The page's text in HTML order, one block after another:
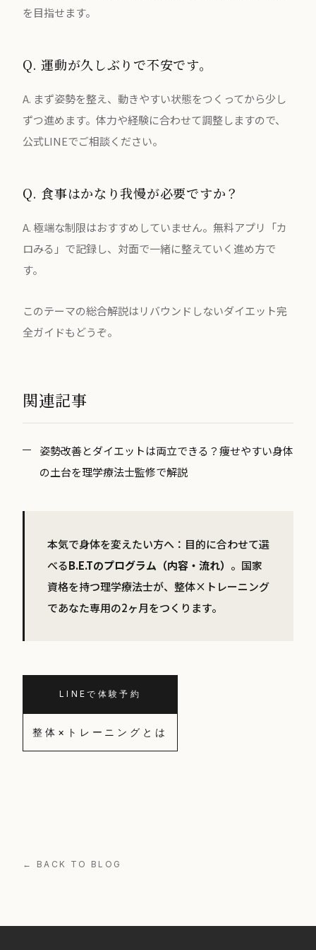
を目指せます。
Q. 運動が久しぶりで不安です。
A. まず姿勢を整え、動きやすい状態をつくってから少し
ずつ進めます。体力や経験に合わせて調整しますので、
公式LINEでご相談ください。
Q. 食事はかなり我慢が必要ですか？
A. 極端な制限はおすすめしていません。無料アプリ「カ
ロみる」で記録し、対面で一緒に整えていく進め方で
す。
このテーマの総合解説はリバウンドしないダイエット完
全ガイドもどうぞ。
関連記事
姿勢改善とダイエットは両立できる？痩せやすい身体
の土台を理学療法士監修で解説
本気で身体を変えたい方へ：目的に合わせて選
べるB.E.Tのプログラム（内容・流れ） 。国家
資格を持つ理学療法士が、整体×トレーニング
であなた専用の2ヶ月をつくります。
LINEで体験予約
整体×トレーニングとは
← BACK TO BLOG